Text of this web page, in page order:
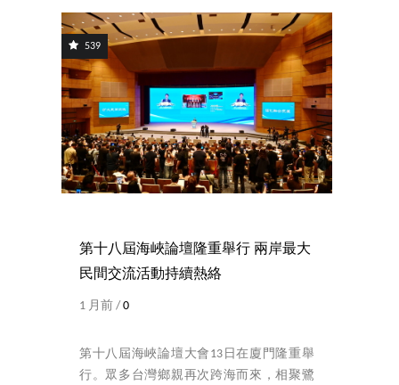
539
第十八屆海峽論壇隆重舉行 兩岸最大
民間交流活動持續熱絡
1 月前 / 0
第十八屆海峽論壇大會13日在廈門隆重舉
行。眾多台灣鄉親再次跨海而來，相聚鷺